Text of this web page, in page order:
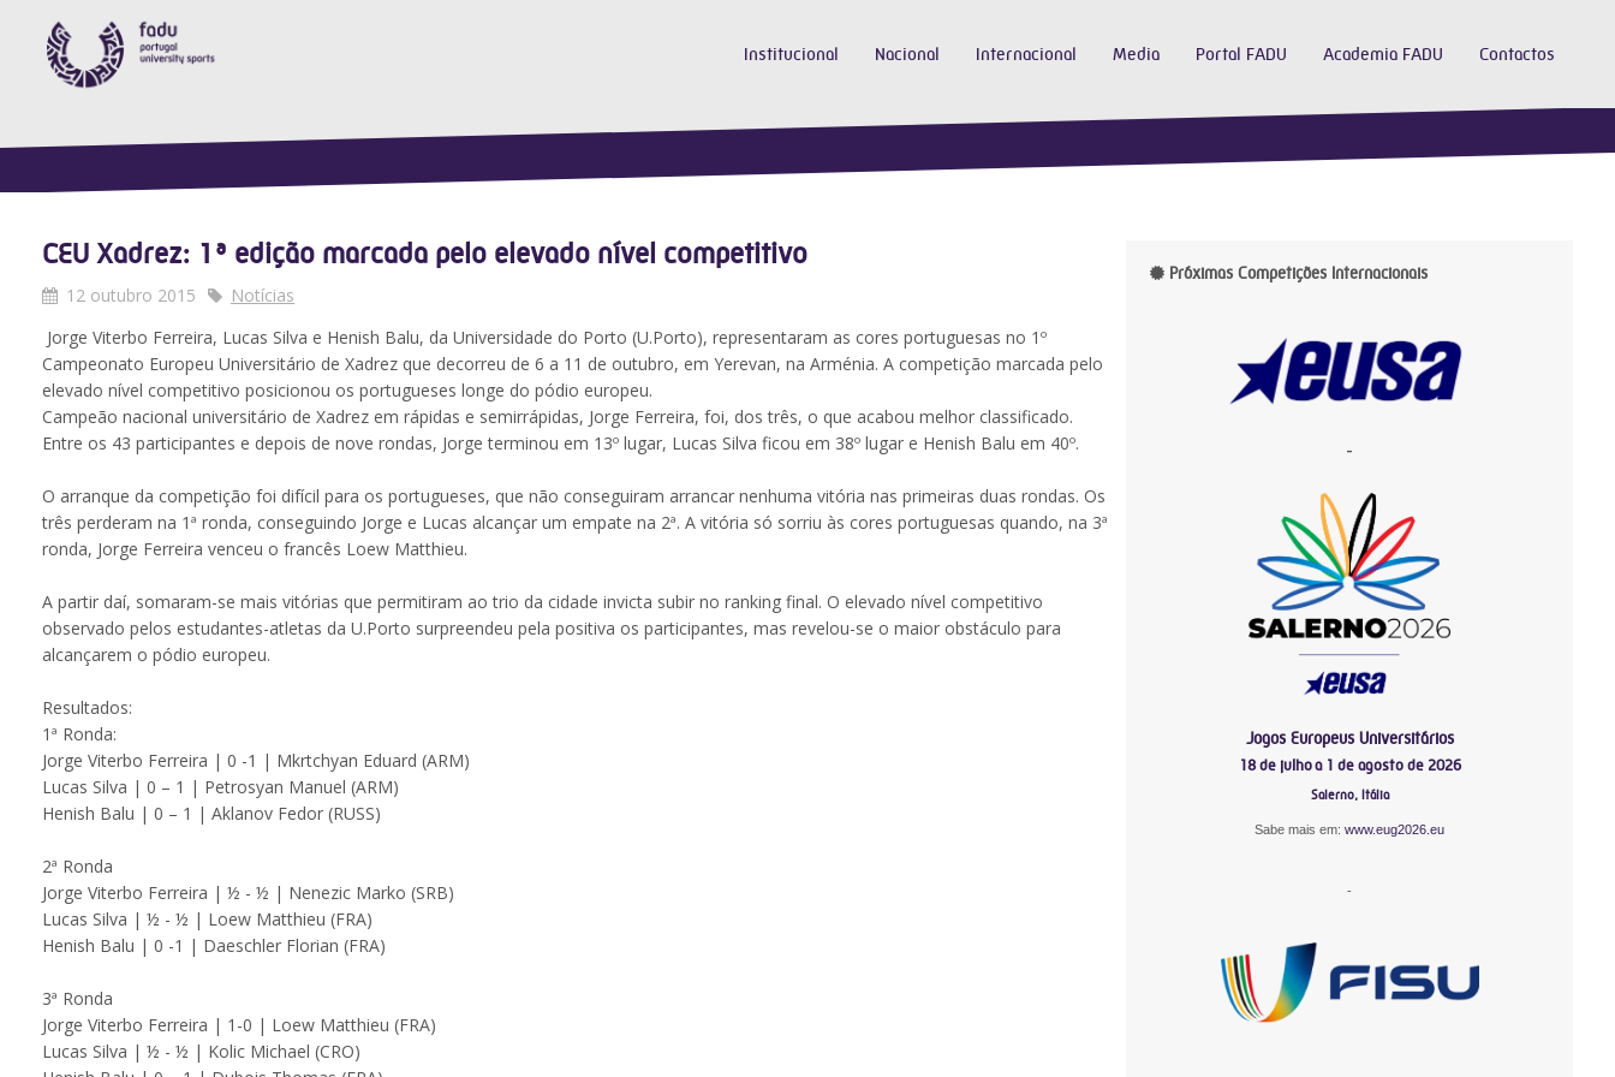
Institucional Nacional Internacional Media Portal FADU Academia FADU Contactos
CEU Xadrez: 1ª edição marcada pelo elevado nível competitivo
12 outubro 2015
Notícias
Jorge Viterbo Ferreira, Lucas Silva e Henish Balu, da Universidade do Porto (U.Porto), representaram as cores portuguesas no 1º
Campeonato Europeu Universitário de Xadrez que decorreu de 6 a 11 de outubro, em Yerevan, na Arménia. A competição marcada pelo
elevado nível competitivo posicionou os portugueses longe do pódio europeu.
Campeão nacional universitário de Xadrez em rápidas e semirrápidas, Jorge Ferreira, foi, dos três, o que acabou melhor classificado.
Entre os 43 participantes e depois de nove rondas, Jorge terminou em 13º lugar, Lucas Silva ficou em 38º lugar e Henish Balu em 40º.
O arranque da competição foi difícil para os portugueses, que não conseguiram arrancar nenhuma vitória nas primeiras duas rondas. Os
três perderam na 1ª ronda, conseguindo Jorge e Lucas alcançar um empate na 2ª. A vitória só sorriu às cores portuguesas quando, na 3ª
ronda, Jorge Ferreira venceu o francês Loew Matthieu.
A partir daí, somaram-se mais vitórias que permitiram ao trio da cidade invicta subir no ranking final. O elevado nível competitivo
observado pelos estudantes-atletas da U.Porto surpreendeu pela positiva os participantes, mas revelou-se o maior obstáculo para
alcançarem o pódio europeu.
Resultados:
1ª Ronda:
Jorge Viterbo Ferreira | 0 -1 | Mkrtchyan Eduard (ARM)
Lucas Silva | 0 – 1 | Petrosyan Manuel (ARM)
Henish Balu | 0 – 1 | Aklanov Fedor (RUSS)
2ª Ronda
Jorge Viterbo Ferreira | ½ - ½ | Nenezic Marko (SRB)
Lucas Silva | ½ - ½ | Loew Matthieu (FRA)
Henish Balu | 0 -1 | Daeschler Florian (FRA)
3ª Ronda
Jorge Viterbo Ferreira | 1-0 | Loew Matthieu (FRA)
Lucas Silva | ½ - ½ | Kolic Michael (CRO)
Próximas Competições Internacionais
-
Jogos Europeus Universitários
18 de julho a 1 de agosto de 2026
Salerno, Itália
Sabe mais em:www.eug2026.eu
-